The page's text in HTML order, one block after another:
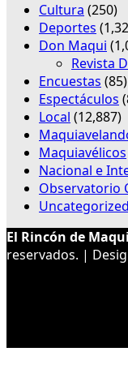
Cultura (250)
Deportes
Don Maqui
Revista
Encuestas (85)
Espectáculos
Local (12,887)
Maquiavélicos
Nacional e
Observatorio
Uncategorized
El Rincón de
reservados. |